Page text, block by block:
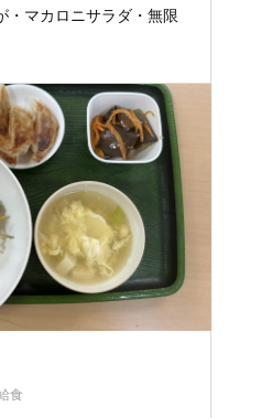
・マカロニサラダ・無限
食